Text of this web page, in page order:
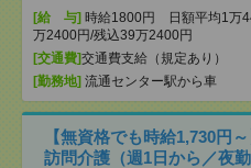
[給 与] 時給1800円 日額平均1万
万2400円/残込39万2400円
[交通費]交通費支給（規定あり）
[勤務地] 流通センター駅から車
【無資格でも時給1,730円
訪問介護（週1日から／夜